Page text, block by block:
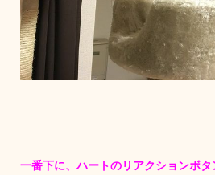
一番下に、ハートのリアクションボタ